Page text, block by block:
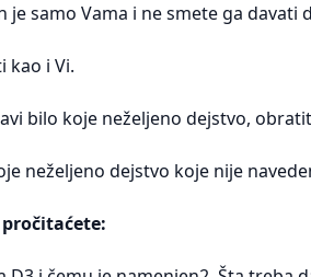
je samo Vama i ne smete ga
kao i Vi.
bilo koje neželjeno dejstvo,
neželjeno dejstvo koje nije